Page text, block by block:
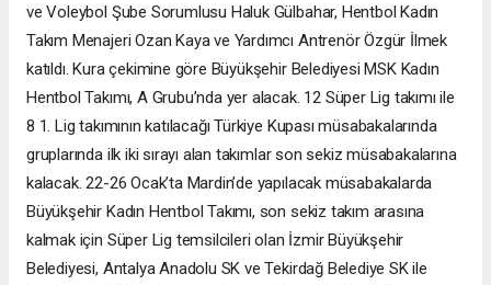
ve Voleybol Şube Sorumlusu Haluk Gülbahar, Hentbol Kadın
Takım Menajeri Ozan Kaya ve Yardımcı Antrenör Özgür İlmek
katıldı. Kura çekimine göre Büyükşehir Belediyesi MSK Kadın
Hentbol Takımı, A Grubu’nda yer alacak. 12 Süper Lig takımı ile
8 1. Lig takımının katılacağı Türkiye Kupası müsabakalarında
gruplarında ilk iki sırayı alan takımlar son sekiz müsabakalarına
kalacak. 22-26 Ocak’ta Mardin’de yapılacak müsabakalarda
Büyükşehir Kadın Hentbol Takımı, son sekiz takım arasına
kalmak için Süper Lig temsilcileri olan İzmir Büyükşehir
Belediyesi, Antalya Anadolu SK ve Tekirdağ Belediye SK ile